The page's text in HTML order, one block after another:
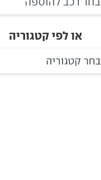
או לפי קטגוריה
בחר קטגוריה